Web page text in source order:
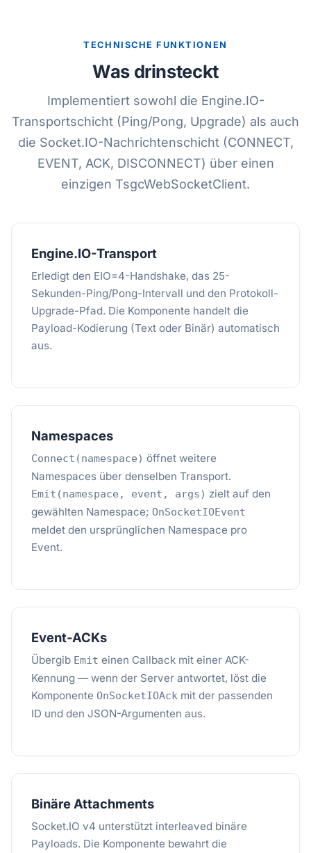
TECHNISCHE FUNKTIONEN
Was drinsteckt
Implementiert sowohl die Engine.IO-
Transportschicht (Ping/Pong, Upgrade) als auch
die Socket.IO-Nachrichtenschicht (CONNECT,
EVENT, ACK, DISCONNECT) über einen
einzigen TsgcWebSocketClient.
Engine.IO-Transport
Erledigt den EIO=4-Handshake, das 25-
Sekunden-Ping/Pong-Intervall und den Protokoll-
Upgrade-Pfad. Die Komponente handelt die
Payload-Kodierung (Text oder Binär) automatisch
aus.
Namespaces
Connect(namespace) öffnet weitere
Namespaces über denselben Transport.
Emit(namespace, event, args) zielt auf den
gewählten Namespace; OnSocketIOEvent
meldet den ursprünglichen Namespace pro
Event.
Event-ACKs
Übergib Emit einen Callback mit einer ACK-
Kennung — wenn der Server antwortet, löst die
Komponente OnSocketIOAck mit der passenden
ID und den JSON-Argumenten aus.
Binäre Attachments
Socket.IO v4 unterstützt interleaved binäre
Payloads. Die Komponente bewahrt die